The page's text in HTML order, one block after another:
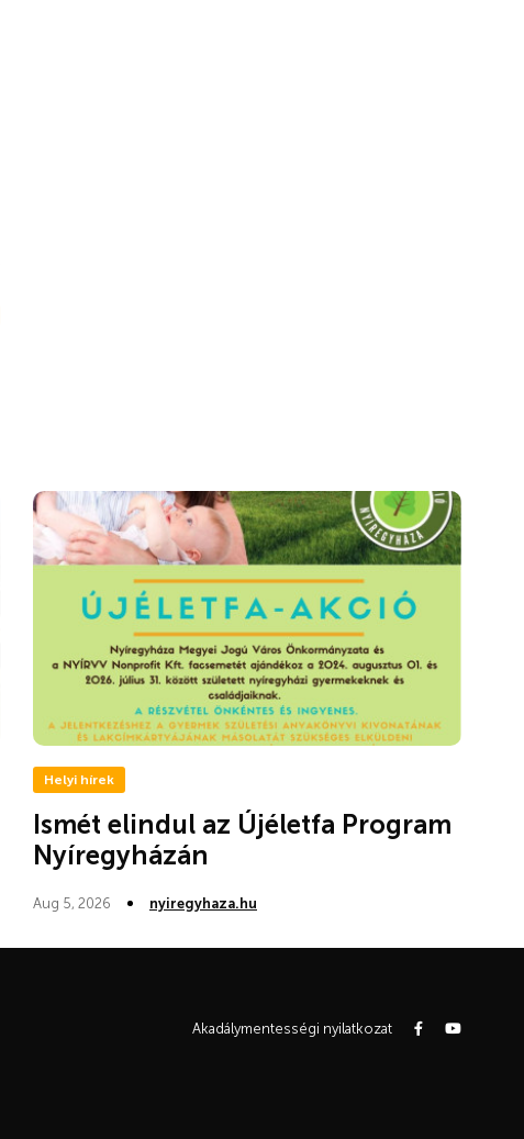
Helyi hírek
Ismét elindul az Újéletfa Program
Nyíregyházán
Aug 5, 2026 nyiregyhaza.hu
Akadálymentességi nyilatkozat